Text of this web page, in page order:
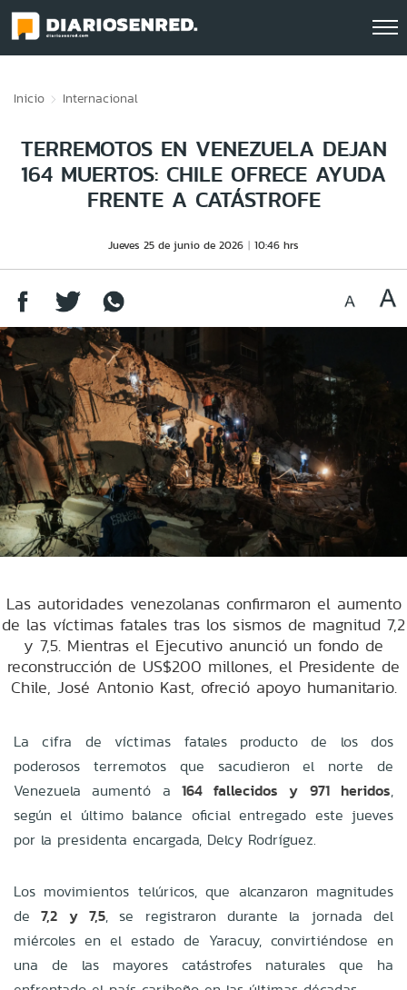
Inicio Internacional
TERREMOTOS EN VENEZUELA DEJAN
164 MUERTOS: CHILE OFRECE AYUDA
FRENTE A CATÁSTROFE
Jueves 25 de junio de 2026 10:46 hrs
Las autoridades venezolanas confirmaron el aumento
de las víctimas fatales tras los sismos de magnitud 7,2
y 7,5. Mientras el Ejecutivo anunció un fondo de
reconstrucción de US$200 millones, el Presidente de
Chile, José Antonio Kast, ofreció apoyo humanitario.
La cifra de víctimas fatales producto de los dos
poderosos terremotos que sacudieron el norte de
Venezuela aumentó a 164 fallecidos y 971 heridos,
según el último balance oficial entregado este jueves
por la presidenta encargada, Delcy Rodríguez.
Los movimientos telúricos, que alcanzaron magnitudes
de7,2 y 7,5, se registraron durante la jornada del
miércoles en el estado de Yaracuy, convirtiéndose en
una de las mayores catástrofes naturales que ha